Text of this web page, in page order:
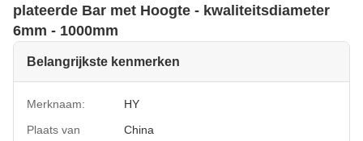
plateerde Bar met Hoogte - kwaliteitsdiameter
6mm - 1000mm
Belangrijkste kenmerken
Merknaam:
HY
Plaats van
China